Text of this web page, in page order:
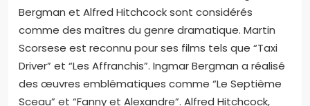
unique a souvent conduit à des œuvres acclamées
par la critique. Ainsi, la vision d’un réalisateur est
cruciale pour le succès d’un film dramatique.
Quels réalisateurs sont considérés comme
des maîtres du genre dramatique?